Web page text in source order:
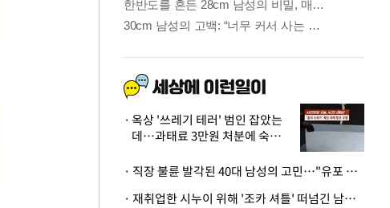
옥상 '쓰레기 테러' 범인 잡았는
데…과태료 3만원 처분에 숙박업
· 직장 불륜 발각된 40대 남성의 고민…"유포 동료 명예훼손·협박죄 고소 가능할까"
· 재취업한 시누이 위해 '조카 셔틀' 떠넘긴 남편…아내 "난 못한다"